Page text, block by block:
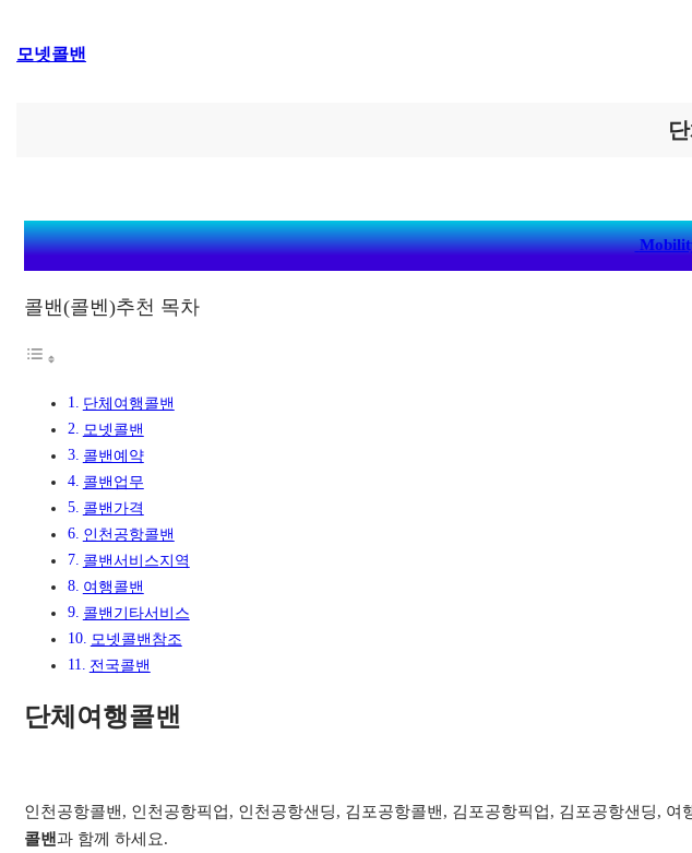
텐
모넷콜밴
콜밴(콜벤)추천 목차
단체여행콜밴
모넷콜밴
콜밴예약
콜밴업무
콜밴가격
인천공항콜밴
콜밴서비스지역​
여행콜밴​
콜밴기타서비스​
모넷콜밴참조
전국콜밴
단체여행콜밴
인천공항콜밴, 인천공항픽업, 인천공항샌딩, 김포공항콜밴, 김포공항픽업, 김포공항샌딩,
콜밴과 함께 하세요.